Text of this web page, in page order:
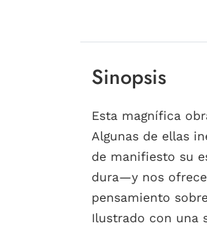
Sinopsis
Esta magnífica
Algunas de ellas
de manifiesto su
dura—y nos
pensamiento
Ilustrado con una